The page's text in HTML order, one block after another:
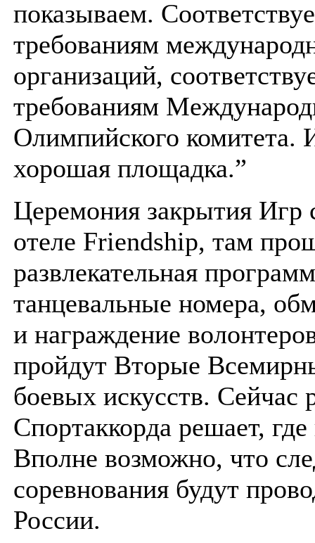
показываем.
требованиям
организаций,
требованиям
Олимпийского комитета.
хорошая площадка.”
Церемония закрытия Игр
отеле Friendship, там
развлекательная
танцевальные номера,
и награждение
пройдут Вторые
боевых искусств. Сейчас
Спортаккорда решает,
Вполне возможно, что
соревнования будут
России.